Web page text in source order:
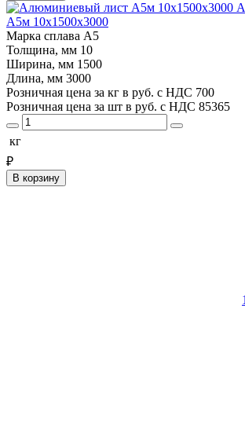
А5м 10х1500х3000
Марка сплава А5
Толщина, мм 10
Ширина, мм 1500
Длина, мм 3000
Розничная цена за кг в руб. с НДС 700
Розничная цена за шт в руб. с НДС 85365
кг
₽
В корзину
1